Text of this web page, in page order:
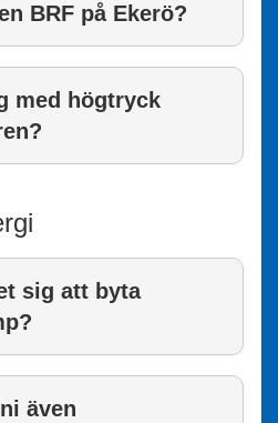
BRF på Ekerö?
med högtryck
sig att byta
även